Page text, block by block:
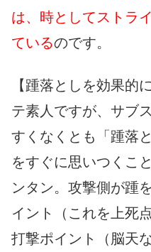
は、時としてストラ
ているのです。
【踵落としを効果的
テ素人ですが、サブ
すくなくとも「踵落
をすぐに思いつくこ
ンタン。攻撃側が踵
イント（これを上死
打撃ポイント（脳天